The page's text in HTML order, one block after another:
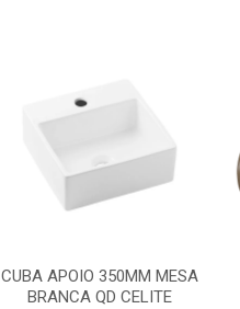
CUBA APOIO 350MM MESA
BRANCA QD CELITE